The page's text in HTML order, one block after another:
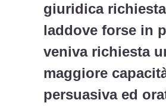
giuridica richiesta
laddove forse in
veniva richiesta
maggiore
persuasiva ed